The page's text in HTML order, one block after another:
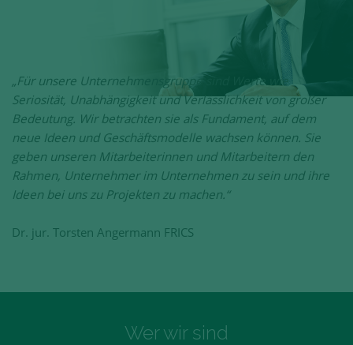
„Für unsere Unternehmensgruppe sind Werte wie
Seriosität, Unabhängigkeit und Verlässlichkeit von großer
Bedeutung. Wir betrachten sie als Fundament, auf dem
neue Ideen und Geschäftsmodelle wachsen können. Sie
geben unseren Mitarbeiterinnen und Mitarbeitern den
Rahmen, Unternehmer im Unternehmen zu sein und ihre
Ideen bei uns zu Projekten zu machen.“
Dr. jur. Torsten Angermann FRICS
Wer wir sind